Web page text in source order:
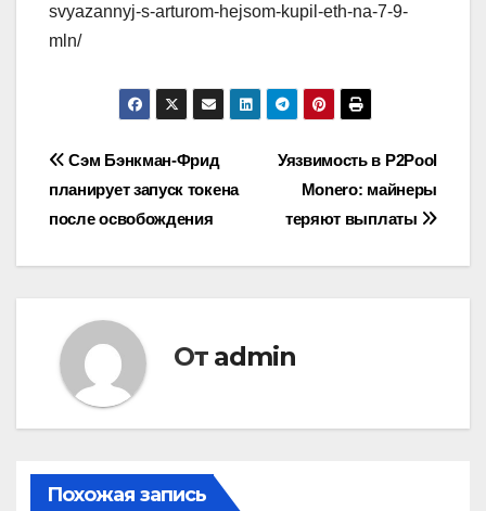
svyazannyj-s-arturom-hejsom-kupil-eth-na-7-9-
mln/
Навигация
по
записям
Уязвимость в P2Pool
Monero: майнеры
теряют выплаты
Сэм Бэнкман-Фрид
планирует запуск токена
после освобождения
От admin
Похожая запись